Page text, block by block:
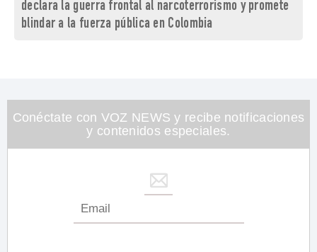
declara la guerra frontal al narcoterrorismo y promete
blindar a la fuerza pública en Colombia
Conéctate con VOZ NEWS y recibe notificaciones
y contenidos especiales.